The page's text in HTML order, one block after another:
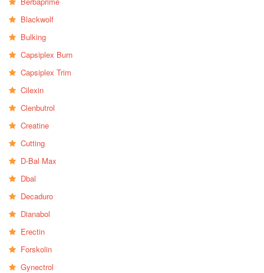
Blackwolf
Bulking
Capsiplex Burn
Capsiplex Trim
Cilexin
Clenbutrol
Creatine
Cutting
D-Bal Max
Dbal
Decaduro
Dianabol
Erectin
Forskolin
Gynectrol